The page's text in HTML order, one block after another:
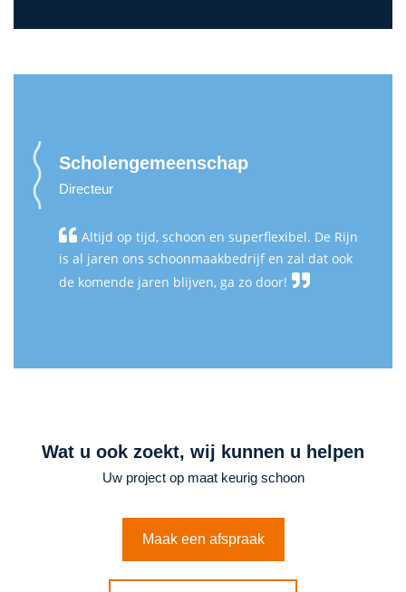
Scholengemeenschap
Directeur
Altijd op tijd, schoon en superflexibel. De Rijn
is al jaren ons schoonmaakbedrijf en zal dat ook
de komende jaren blijven, ga zo door!
Wat u ook zoekt, wij kunnen u helpen
Uw project op maat keurig schoon
Maak een afspraak